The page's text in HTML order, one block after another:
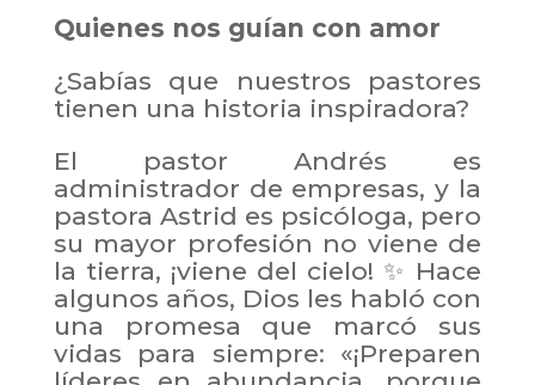
Quienes nos guían con amor
¿Sabías que nuestros pastores
tienen una historia inspiradora?
El pastor Andrés es
administrador de empresas, y la
pastora Astrid es psicóloga, pero
su mayor profesión no viene de
la tierra, ¡viene del cielo! ✨ Hace
algunos años, Dios les habló con
una promesa que marcó sus
vidas para siempre: «¡Preparen